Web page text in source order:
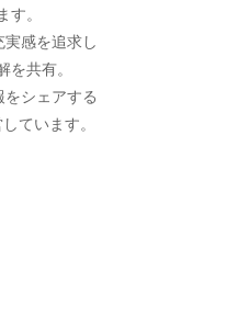
す。
感を追求し
を共有。
をシェアする
ています。